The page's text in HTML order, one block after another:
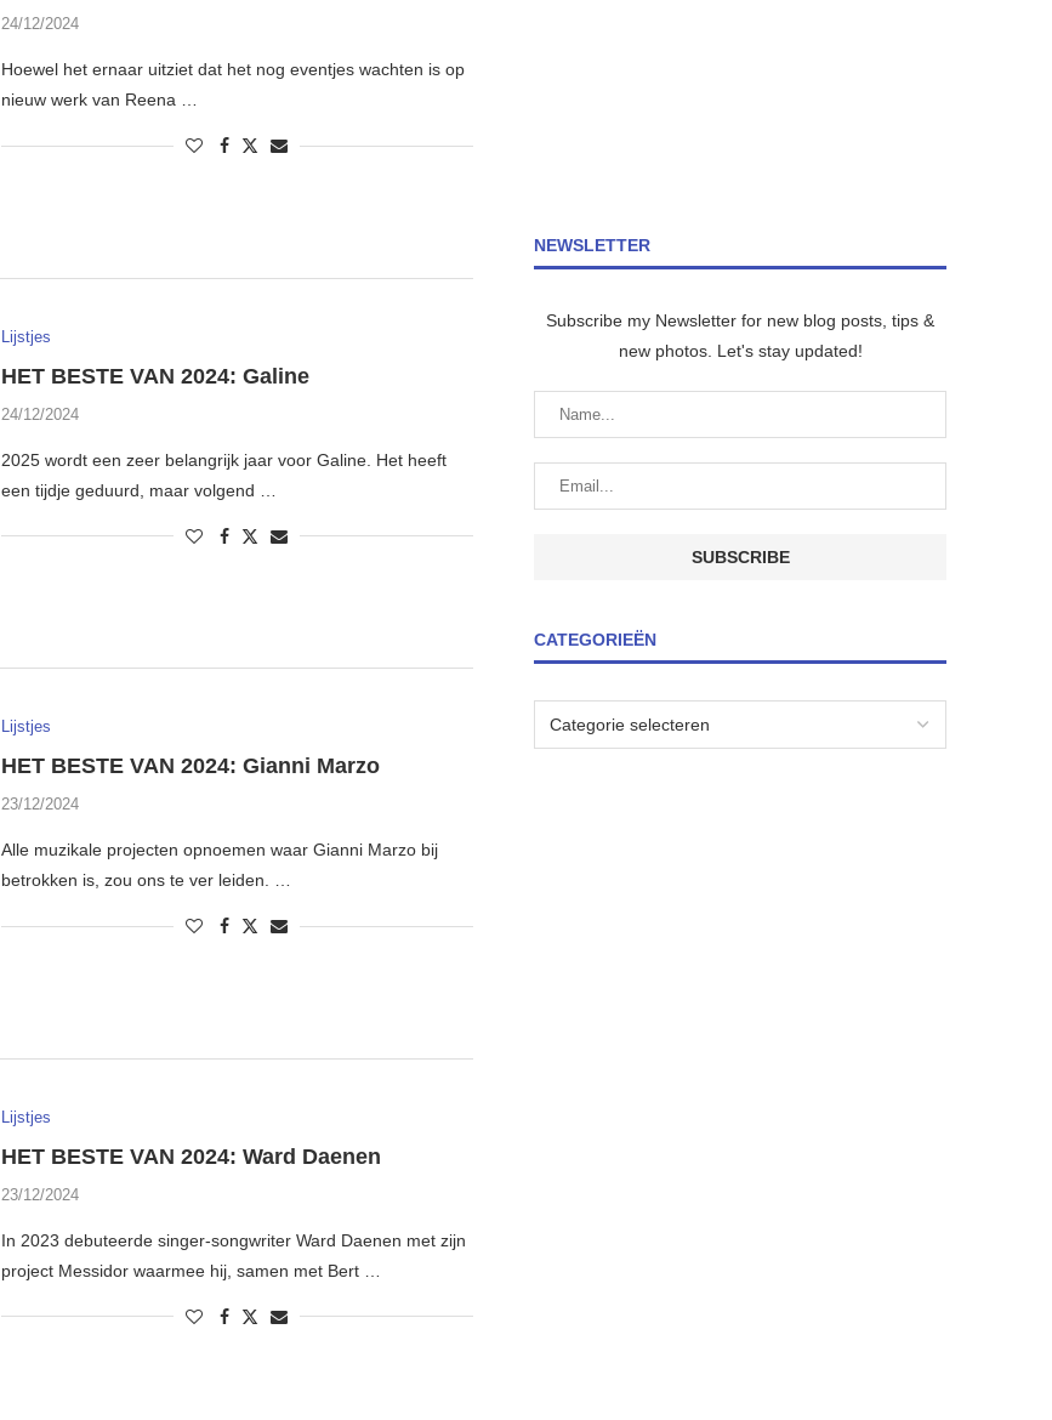
24/12/2024
Hoewel het ernaar uitziet dat het nog eventjes wachten is op
nieuw werk van Reena …
Lijstjes
HET BESTE VAN 2024: Galine
24/12/2024
2025 wordt een zeer belangrijk jaar voor Galine. Het heeft
een tijdje geduurd, maar volgend …
Lijstjes
HET BESTE VAN 2024: Gianni Marzo
23/12/2024
Alle muzikale projecten opnoemen waar Gianni Marzo bij
betrokken is, zou ons te ver leiden. …
Lijstjes
HET BESTE VAN 2024: Ward Daenen
23/12/2024
In 2023 debuteerde singer-songwriter Ward Daenen met zijn
project Messidor waarmee hij, samen met Bert …
NEWSLETTER
Subscribe my Newsletter for new blog posts, tips &
new photos. Let's stay updated!
CATEGORIEËN